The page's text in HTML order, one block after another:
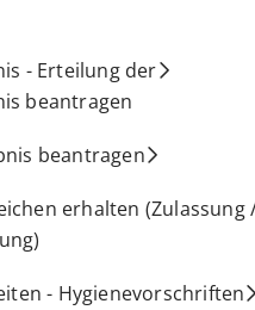
- Erteilung der
beantragen
beantragen
erhalten (Zulassung
- Hygienevorschriften